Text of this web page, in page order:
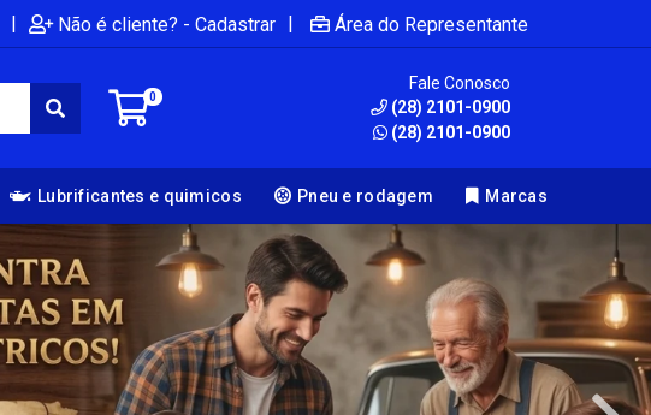
| Não é cliente? - Cadastrar | Área do Representante
0
Fale Conosco
(28) 2101-0900
(28) 2101-0900
Lubrificantes e quimicos Pneu e rodagem Marcas